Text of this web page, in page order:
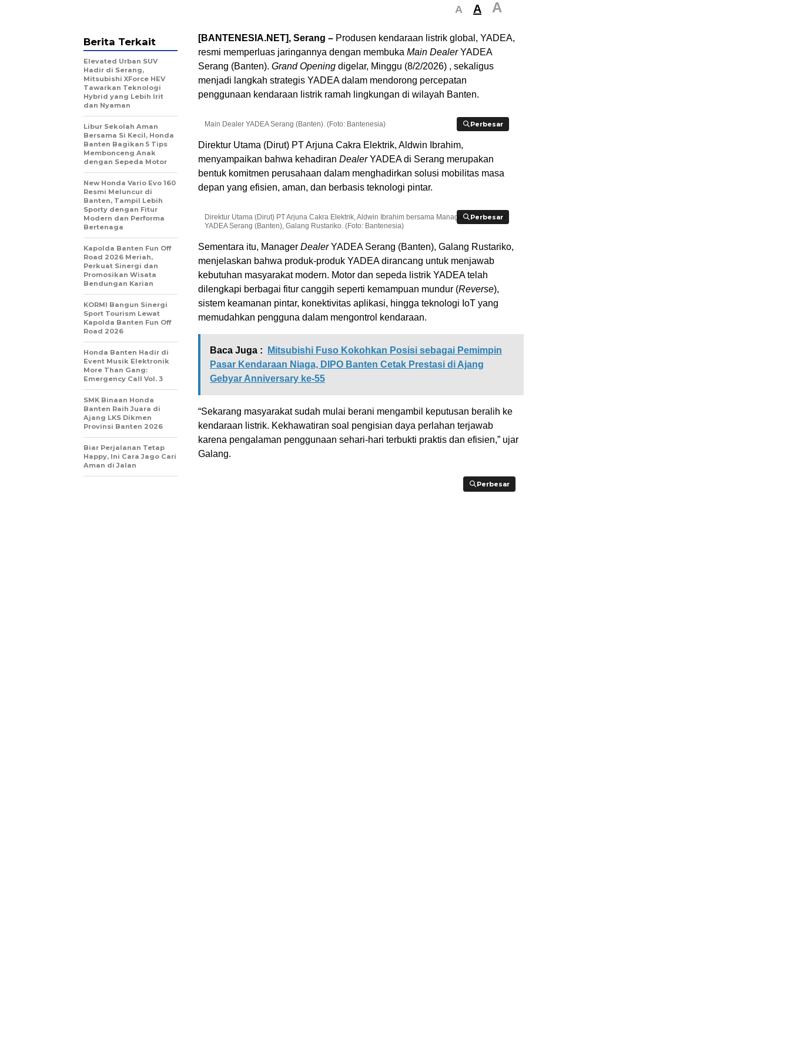
A A A
[BANTENESIA.NET], Serang – Produsen kendaraan listrik global, YADEA,
resmi memperluas jaringannya dengan membuka Main DealerYADEA
Serang (Banten). Grand Opening digelar, Minggu (8/2/2026) , sekaligus
menjadi langkah strategis YADEA dalam mendorong percepatan
penggunaan kendaraan listrik ramah lingkungan di wilayah Banten.
Perbesar
Perbesar
Main Dealer YADEA Serang (Banten). (Foto: Bantenesia)
Direktur Utama (Dirut) PT Arjuna Cakra Elektrik, Aldwin Ibrahim,
menyampaikan bahwa kehadiran DealerYADEA di Serang merupakan
bentuk komitmen perusahaan dalam menghadirkan solusi mobilitas masa
depan yang efisien, aman, dan berbasis teknologi pintar.
Perbesar
Perbesar
Direktur Utama (Dirut) PT Arjuna Cakra Elektrik, Aldwin Ibrahim bersama Manager Main Dealer
YADEA Serang (Banten), Galang Rustariko. (Foto: Bantenesia)
Sementara itu, Manager DealerYADEA Serang (Banten), Galang Rustariko,
menjelaskan bahwa produk-produk YADEA dirancang untuk menjawab
kebutuhan masyarakat modern. Motor dan sepeda listrik YADEA telah
dilengkapi berbagai fitur canggih seperti kemampuan mundur (Reverse),
sistem keamanan pintar, konektivitas aplikasi, hingga teknologi IoT yang
memudahkan pengguna dalam mengontrol kendaraan.
Baca Juga :
Mitsubishi Fuso Kokohkan Posisi sebagai Pemimpin
Pasar Kendaraan Niaga, DIPO Banten Cetak Prestasi di Ajang
Gebyar Anniversary ke-55
“Sekarang masyarakat sudah mulai berani mengambil keputusan beralih ke
kendaraan listrik. Kekhawatiran soal pengisian daya perlahan terjawab
karena pengalaman penggunaan sehari-hari terbukti praktis dan efisien,” ujar
Galang.
Perbesar
Perbesar
Berita Terkait
Elevated Urban SUV
Hadir di Serang,
Mitsubishi XForce HEV
Tawarkan Teknologi
Hybrid yang Lebih Irit
dan Nyaman
Libur Sekolah Aman
Bersama Si Kecil, Honda
Banten Bagikan 5 Tips
Membonceng Anak
dengan Sepeda Motor
New Honda Vario Evo 160
Resmi Meluncur di
Banten, Tampil Lebih
Sporty dengan Fitur
Modern dan Performa
Bertenaga
Kapolda Banten Fun Off
Road 2026 Meriah,
Perkuat Sinergi dan
Promosikan Wisata
Bendungan Karian
KORMI Bangun Sinergi
Sport Tourism Lewat
Kapolda Banten Fun Off
Road 2026
Honda Banten Hadir di
Event Musik Elektronik
More Than Gang:
Emergency Call Vol. 3
SMK Binaan Honda
Banten Raih Juara di
Ajang LKS Dikmen
Provinsi Banten 2026
Biar Perjalanan Tetap
Happy, Ini Cara Jago Cari
Aman di Jalan